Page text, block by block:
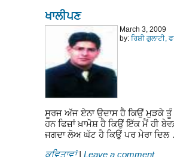
ਖਾਲੀਪਣ
March 3, 2009
by: ਰਿਸ਼ੀ ਗੁਲਾਟੀ,
ਸੂਰਜ ਅੱਜ ਏਨਾ ਉਦਾਸ ਹੈ ਕਿਉਂ ਮੁੜਕੇ ਤੂੰ
ਹਨ ਫਿਜ਼ਾਂ ਖ਼ਾਮੋਸ਼ ਹੈ ਕਿਉਂ ਇੱਕ ਮੈਂ ਹੀ
ਜਗਦਾ ਲੋਅ ਘੱਟ ਹੈ ਕਿਉਂ ਪਰ ਮੇਰਾ
ਕਵਿਤਾਵਾਂ | Leave a comment